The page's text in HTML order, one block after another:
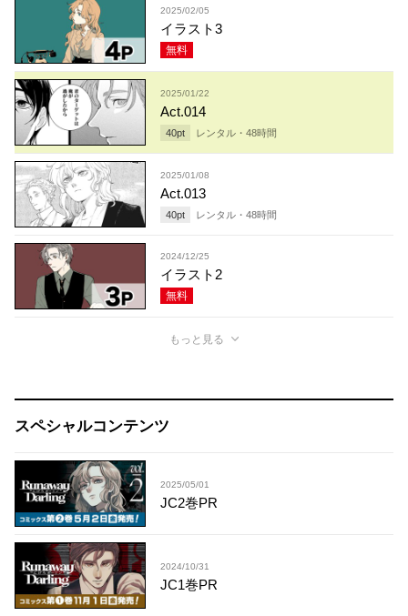
2025/02/05
イラスト3
無料
2025/01/22
Act.014
40pt レンタル・ 48時間
2025/01/08
Act.013
40pt レンタル・ 48時間
2024/12/25
イラスト2
無料
もっと見る
スペシャルコンテンツ
2025/05/01
JC2巻PR
2024/10/31
JC1巻PR